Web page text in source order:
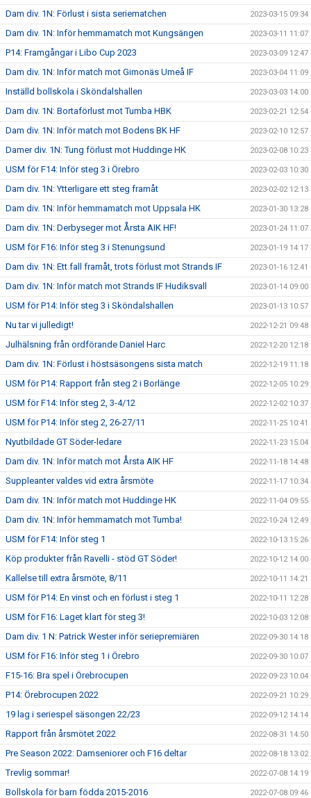
Dam div. 1N: Förlust i sista seriematchen 2023-03-15 09:34
Dam div. 1N: Inför hemmamatch mot Kungsängen 2023-03-11 11:07
P14: Framgångar i Libo Cup 2023 2023-03-09 12:47
Dam div. 1N: Inför match mot Gimonäs Umeå IF 2023-03-04 11:09
Inställd bollskola i Sköndalshallen 2023-03-03 14:00
Dam div. 1N: Bortaförlust mot Tumba HBK 2023-02-21 12:54
Dam div. 1N: Inför match mot Bodens BK HF 2023-02-10 12:57
Damer div. 1N: Tung förlust mot Huddinge HK 2023-02-08 10:23
USM för F14: Inför steg 3 i Örebro 2023-02-03 10:30
Dam div. 1N: Ytterligare ett steg framåt 2023-02-02 12:13
Dam div. 1N: Inför hemmamatch mot Uppsala HK 2023-01-30 13:28
Dam div. 1N: Derbyseger mot Årsta AIK HF! 2023-01-24 11:07
USM för F16: Inför steg 3 i Stenungsund 2023-01-19 14:17
Dam div. 1N: Ett fall framåt, trots förlust mot Strands IF 2023-01-16 12:41
Dam div. 1N: Inför match mot Strands IF Hudiksvall 2023-01-14 09:00
USM för P14: Inför steg 3 i Sköndalshallen 2023-01-13 10:57
Nu tar vi julledigt! 2022-12-21 09:48
Julhälsning från ordförande Daniel Harc 2022-12-20 12:18
Dam div. 1N: Förlust i höstsäsongens sista match 2022-12-19 11:18
USM för P14: Rapport från steg 2 i Borlänge 2022-12-05 10:29
USM för F14: Inför steg 2, 3-4/12 2022-12-02 10:37
USM för P14: Inför steg 2, 26-27/11 2022-11-25 10:41
Nyutbildade GT Söder-ledare 2022-11-23 15:04
Dam div. 1N: Inför match mot Årsta AIK HF 2022-11-18 14:48
Suppleanter valdes vid extra årsmöte 2022-11-17 10:34
Dam div. 1N: Inför match mot Huddinge HK 2022-11-04 09:55
Dam div. 1N: Inför hemmamatch mot Tumba! 2022-10-24 12:49
USM för F14: Inför steg 1 2022-10-13 15:26
Köp produkter från Ravelli - stöd GT Söder! 2022-10-12 14:00
Kallelse till extra årsmöte, 8/11 2022-10-11 14:21
USM för P14: En vinst och en förlust i steg 1 2022-10-11 12:28
USM för F16: Laget klart för steg 3! 2022-10-03 12:08
Dam div. 1 N: Patrick Wester inför seriepremiären 2022-09-30 14:18
USM för F16: Inför steg 1 i Örebro 2022-09-30 10:07
F15-16: Bra spel i Örebrocupen 2022-09-23 10:04
P14: Örebrocupen 2022 2022-09-21 10:29
19 lag i seriespel säsongen 22/23 2022-09-12 14:14
Rapport från årsmötet 2022 2022-08-31 14:50
Pre Season 2022: Damseniorer och F16 deltar 2022-08-18 13:02
Trevlig sommar! 2022-07-08 14:19
Bollskola för barn födda 2015-2016 2022-07-08 09:46